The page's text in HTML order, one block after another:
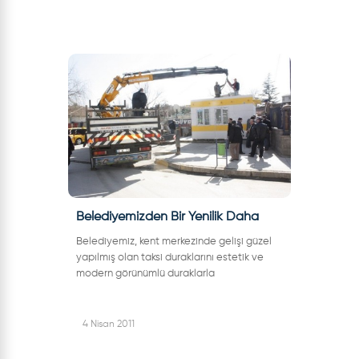
Belediyemizden Bir Yenilik Daha
Belediyemiz, kent merkezinde gelişi güzel
yapılmış olan taksi duraklarını estetik ve
modern görünümlü duraklarla
4 Nisan 2011